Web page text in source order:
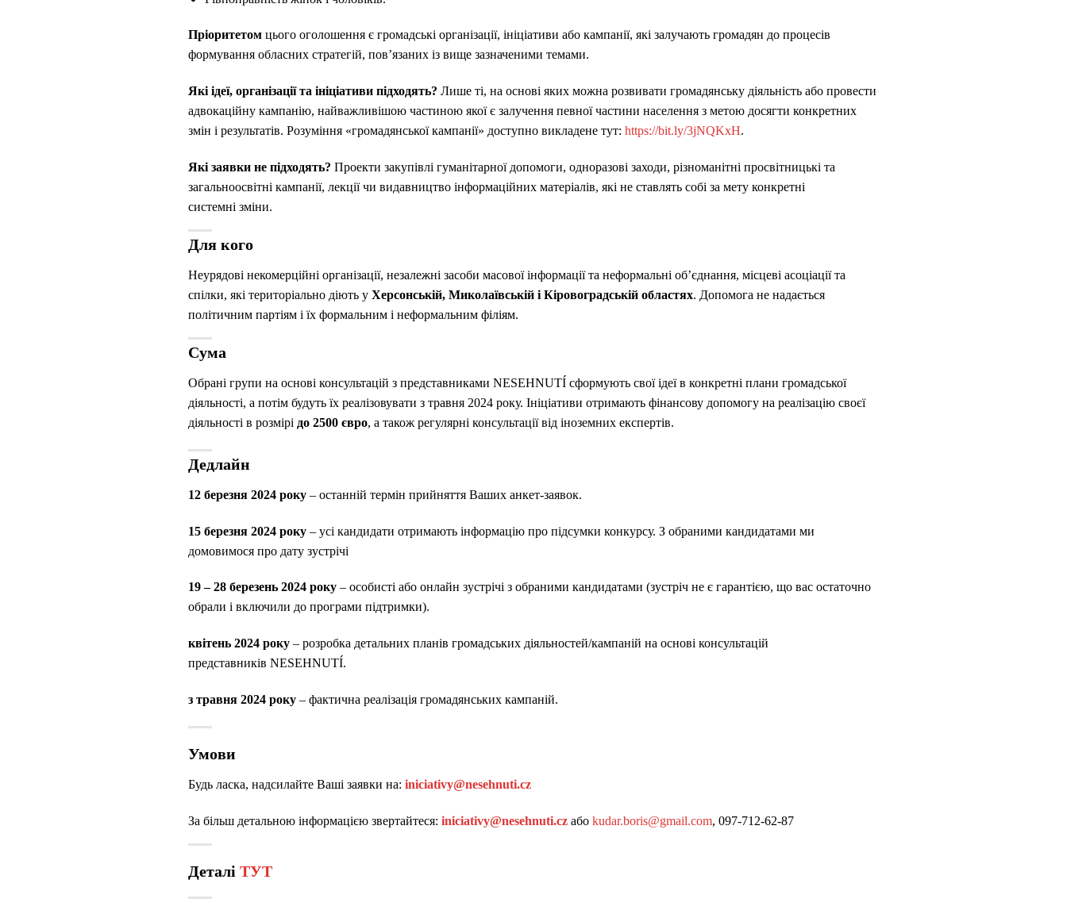
Пріоритетом цього оголошення є громадські організації, ініціативи або кампанії, які залучають громадян до процесів
формування обласних стратегій, пов’язаних із вище зазначеними темами.
Які ідеї, організації та ініціативи підходять? Лише ті, на основі яких можна розвивати громадянську діяльність або провести
адвокаційну кампанію, найважливішою частиною якої є залучення певної частини населення з метою досягти конкретних
змін і результатів. Розуміння «громадянської кампанії» доступно викладене тут: https://bit.ly/3jNQKxH.
Які заявки не підходять? Проекти закупівлі гуманітарної допомоги, одноразові заходи, різноманітні просвітницькі та
загальноосвітні кампанії, лекції чи видавництво інформаційних матеріалів, які не ставлять собі за мету конкретні
системні зміни.
Для кого
Неурядові некомерційні організації, незалежні засоби масової інформації та неформальні об’єднання, місцеві асоціації та
спілки, які територіально діють у Херсонській, Миколаївській і Кіровоградській областях. Допомога не надається
політичним партіям і їх формальним і неформальним філіям.
Сума
Обрані групи на основі консультацій з представниками NESEHNUTÍ сформують свої ідеї в конкретні плани громадської
діяльності, а потім будуть їх реалізовувати з травня 2024 року. Ініціативи отримають фінансову допомогу на реалізацію своєї
діяльності в розмірі до 2500 євро, а також регулярні консультації від іноземних експертів.
Дедлайн
12 березня 2024 року – останній термін прийняття Ваших анкет-заявок.
15 березня 2024 року – усі кандидати отримають інформацію про підсумки конкурсу. З обраними кандидатами ми
домовимося про дату зустрічі
19 – 28 березень 2024 року – особисті або онлайн зустрічі з обраними кандидатами (зустріч не є гарантією, що вас остаточно
обрали і включили до програми підтримки).
квітень 2024 року – розробка детальних планів громадських діяльностей/кампаній на основі консультацій
представників NESEHNUTÍ.
з травня 2024 року – фактична реалізація громадянських кампаній.
Умови
Будь ласка, надсилайте Ваші заявки на: iniciativy@nesehnuti.cz
За більш детальною інформацією звертайтеся: iniciativy@nesehnuti.cz або kudar.boris@gmail.com, 097-712-62-87
Деталі ТУТ